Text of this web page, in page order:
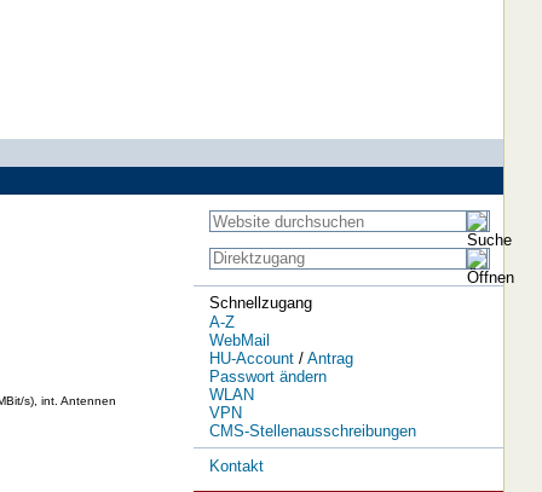
s), int. Antennen
Schnellzugang
A-Z
WebMail
HU-Account/ Antrag
Passwort ändern
WLAN
VPN
CMS-Stellenausschreibungen
Kontakt